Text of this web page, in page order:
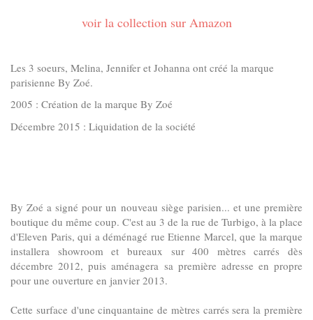
voir la collection sur Amazon
Les 3 soeurs, Melina, Jennifer et Johanna ont créé la marque
parisienne By Zoé.
2005 : Création de la marque By Zoé
Décembre 2015 : Liquidation de la société
By Zoé a signé pour un nouveau siège parisien... et une première
boutique du même coup. C'est au 3 de la rue de Turbigo, à la place
d'Eleven Paris, qui a déménagé rue Etienne Marcel, que la marque
installera showroom et bureaux sur 400 mètres carrés dès
décembre 2012, puis aménagera sa première adresse en propre
pour une ouverture en janvier 2013.
Cette surface d'une cinquantaine de mètres carrés sera la première